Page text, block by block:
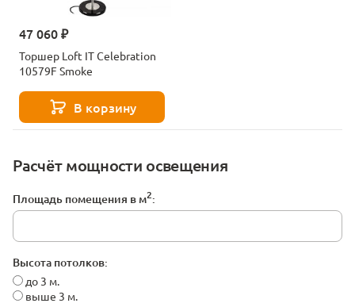
Расчёт мощности освещения
Площадь помещения в м2:
Высота потолков:
до 3 м.
выше 3 м.
47 060 ₽
Торшер Loft IT Celebration
10579F Smoke
В корзину